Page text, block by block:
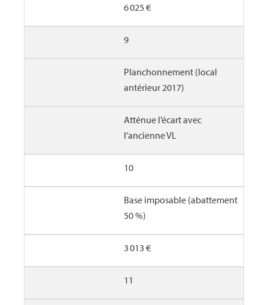
6 025 €
9
Planchonnement (local
antérieur 2017)
Atténue l’écart avec
l’ancienne VL
10
Base imposable (abattement
50 %)
3 013 €
11